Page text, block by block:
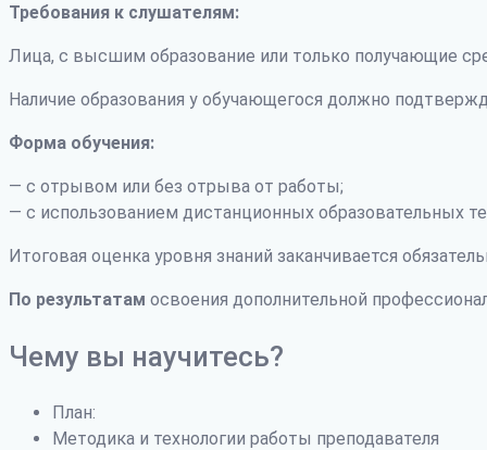
Требования к слушателям:
Лица, с высшим образование или только получающие
Наличие образования у обучающегося должно
Форма обучения:
— с отрывом или без отрыва от работы;
— с использованием дистанционных образовательных
Итоговая оценка уровня знаний заканчивается
По результатам освоения дополнительной
Чему вы научитесь?
План:
Методика и технологии работы преподавателя